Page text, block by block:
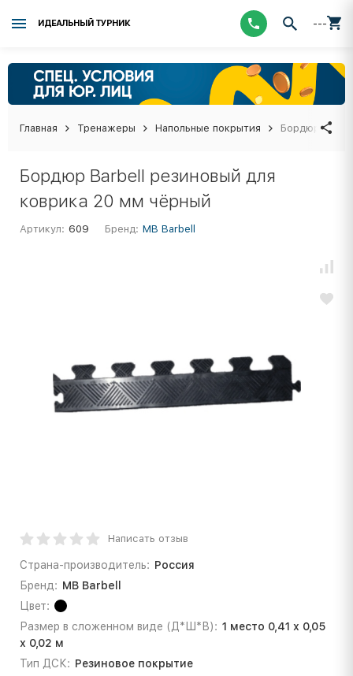
ИДЕАЛЬНЫЙ ТУРНИК ---
Главная Тренажеры Напольные покрытия Бордюр
Бордюр Barbell резиновый для
коврика 20 мм чёрный
Артикул: 609 Бренд: МВ Barbell
Написать отзыв
Страна-производитель: Россия
Бренд: МВ Barbell
Цвет:
Размер в сложенном виде (Д*Ш*В): 1 место 0,41 х 0,05
х 0,02 м
Тип ДСК: Резиновое покрытие